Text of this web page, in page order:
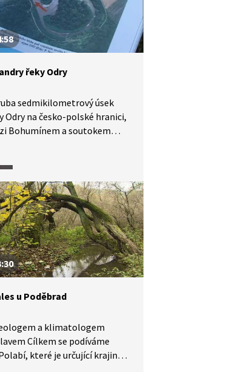
toky vypadají
dalších zajímavostí
zjistíte ve videu.
řeky Odry
sedmikilometrový úsek
Odry na česko-polské hranici,
Bohumínem a soutokem
velká neregulovaná řeka
už neexistuje. Meandrující
Odry připomíná svojí
a nespoutaností řeku
Zdejší lužní lesy
nejen cenný a pestrý
s četnými druhy rostlin
ale i přirozenou
u Poděbrad
a klimatologem
Cílkem se podíváme
které je určující krajinou